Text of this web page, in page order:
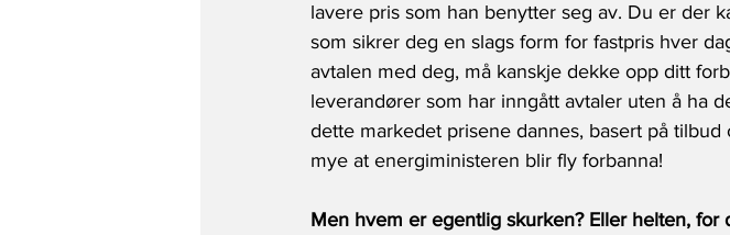
lavere pris som han benytter seg av. Du er der
som sikrer deg en slags form for fastpris hver
avtalen med deg, må kanskje dekke opp ditt
leverandører som har inngått avtaler uten å ha
dette markedet prisene dannes, basert på
mye at energiministeren blir fly forbanna!
Men hvem er egentlig skurken? Eller helten,